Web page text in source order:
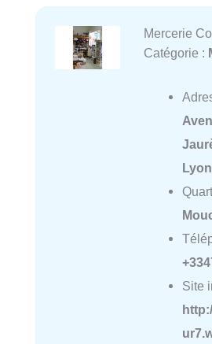
Mercerie
Catégorie :
Lyon
Site